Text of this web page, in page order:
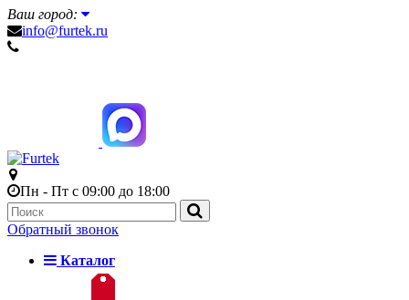
Ваш город:
info@furtek.ru
Пн - Пт с 09:00 до 18:00
Обратный звонок
Каталог